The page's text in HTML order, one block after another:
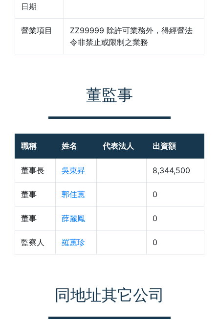
日期
營業項目
ZZ99999 除許可業務外，得經營法
令非禁止或限制之業務
董監事
職稱 姓名 代表法人 出資額
董事長 吳東昇 8,344,500
董事 郭佳蕙 0
董事 薛麗鳳 0
監察人 羅蕙珍 0
同地址其它公司